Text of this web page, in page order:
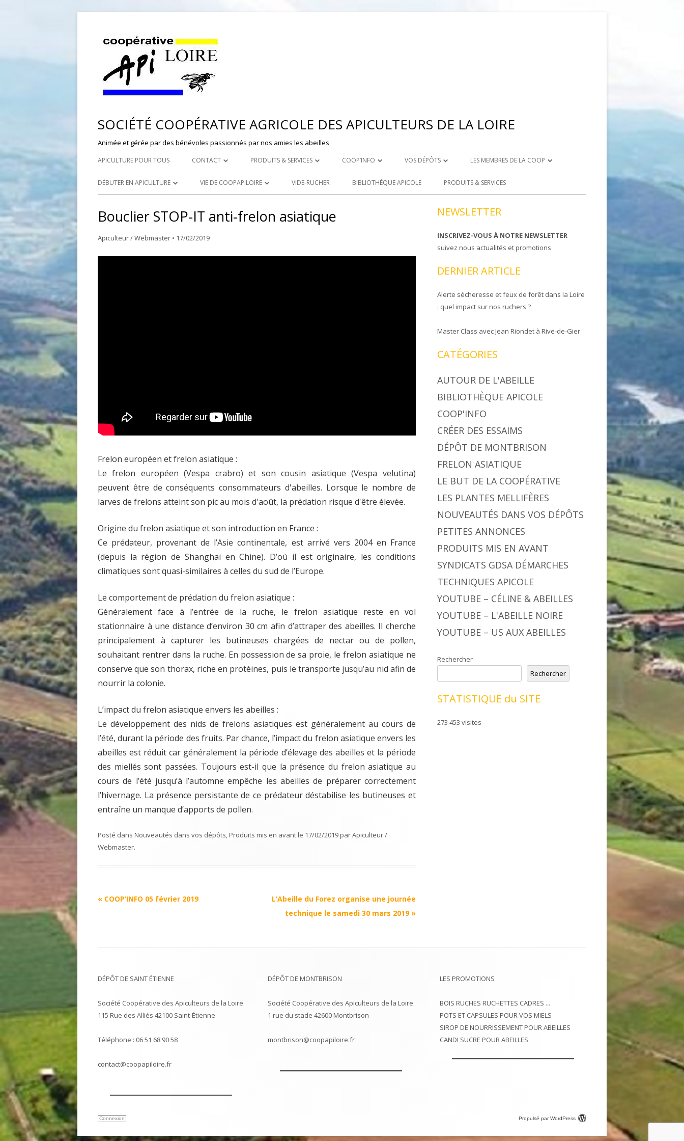
SOCIÉTÉ COOPÉRATIVE AGRICOLE DES APICULTEURS DE LA LOIRE
Animée et gérée par des bénévoles passionnés par nos amies les abeilles
APICULTURE POUR TOUS CONTACT
DÉPÔT DE MONTBRISON
PRODUITS & SERVICES
ROYAL CARE
LOCATION DE MATERIEL
COOP’INFO
DÉPOSER UNE ANNONCE
VOS DÉPÔTS
DEPOT DE ST ETIENNE
LES MEMBRES DE LA COOP
DEVENIR ADHÉRENT
DÉBUTER EN APICULTURE VIE DE COOPAPILOIRE VIDE-RUCHER BIBLIOTHÈQUE APICOLE PRODUITS & SERVICES
Bouclier STOP-IT anti-frelon asiatique
Apiculteur / Webmaster • 17/02/2019
Frelon européen et frelon asiatique :
Le frelon européen (Vespa crabro) et son cousin asiatique (Vespa velutina)
peuvent être de conséquents consommateurs d'abeilles. Lorsque le nombre de
larves de frelons atteint son pic au mois d'août, la prédation risque d'être élevée.
Origine du frelon asiatique et son introduction en France :
Ce prédateur, provenant de l’Asie continentale, est arrivé vers 2004 en France
(depuis la région de Shanghai en Chine). D’où il est originaire, les conditions
climatiques sont quasi-similaires à celles du sud de l’Europe.
Le comportement de prédation du frelon asiatique :
Généralement face à l’entrée de la ruche, le frelon asiatique reste en vol
stationnaire à une distance d’environ 30 cm afin d’attraper des abeilles. Il cherche
principalement à capturer les butineuses chargées de nectar ou de pollen,
souhaitant rentrer dans la ruche. En possession de sa proie, le frelon asiatique ne
conserve que son thorax, riche en protéines, puis le transporte jusqu’au nid afin de
nourrir la colonie.
L’impact du frelon asiatique envers les abeilles :
Le développement des nids de frelons asiatiques est généralement au cours de
l’été, durant la période des fruits. Par chance, l’impact du frelon asiatique envers les
abeilles est réduit car généralement la période d’élevage des abeilles et la période
des miellés sont passées. Toujours est-il que la présence du frelon asiatique au
cours de l’été jusqu’à l’automne empêche les abeilles de préparer correctement
l’hivernage. La présence persistante de ce prédateur déstabilise les butineuses et
entraîne un manque d’apports de pollen.
Posté dans Nouveautés dans vos dépôts,Produits mis en avantle 17/02/2019parApiculteur /
Webmaster.
Navigation
« COOP’INFO 05 février 2019
L’Abeille du Forez organise une journée
technique le samedi 30 mars 2019 »
NEWSLETTER
INSCRIVEZ-VOUS À NOTRE NEWSLETTER
suivez nous actualités et promotions
DERNIER ARTICLE
Alerte sécheresse et feux de forêt dans la Loire
: quel impact sur nos ruchers ?
Master Class avec Jean Riondet à Rive-de-Gier
CATÉGORIES
AUTOUR DE L'ABEILLE
BIBLIOTHÈQUE APICOLE
COOP'INFO
CRÉER DES ESSAIMS
DÉPÔT DE MONTBRISON
FRELON ASIATIQUE
LE BUT DE LA COOPÉRATIVE
LES PLANTES MELLIFÈRES
NOUVEAUTÉS DANS VOS DÉPÔTS
PETITES ANNONCES
PRODUITS MIS EN AVANT
SYNDICATS GDSA DÉMARCHES
TECHNIQUES APICOLE
YOUTUBE – CÉLINE & ABEILLES
YOUTUBE – L'ABEILLE NOIRE
YOUTUBE – US AUX ABEILLES
Rechercher
Rechercher
STATISTIQUE du SITE
273 453 visites
DÉPÔT DE SAINT ÉTIENNE
Société Coopérative des Apiculteurs de la Loire
115 Rue des Alliés 42100 Saint-Étienne
Téléphone : 06 51 68 90 58
contact@coopapiloire.fr
DÉPÔT DE MONTBRISON
Société Coopérative des Apiculteurs de la Loire
1 rue du stade 42600 Montbrison
montbrison@coopapiloire.fr
LES PROMOTIONS
BOIS RUCHES RUCHETTES CADRES ...
POTS ET CAPSULES POUR VOS MIELS
SIROP DE NOURRISSEMENT POUR ABEILLES
CANDI SUCRE POUR ABEILLES
Connexion Propulsé par WordPress